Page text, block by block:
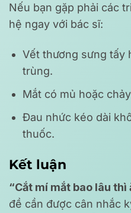
Nếu bạn gặp phải các
hệ ngay với bác sĩ:
Vết thương sưng tấy
trùng.
Mắt có mủ hoặc
Đau nhức kéo dài
thuốc.
Kết luận
“Cắt mí mắt bao lâu
đề cần được cân nhắc